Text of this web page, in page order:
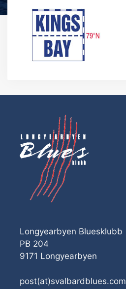
Longyearbyen Bluesklubb
PB 204
9171 Longyearbyen
post(at)svalbardblues.com